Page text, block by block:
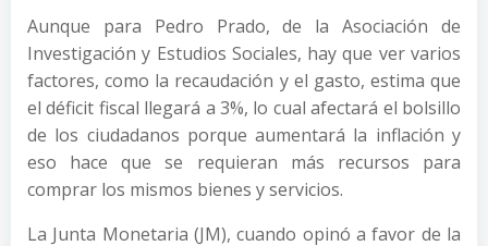
Aunque para Pedro Prado, de la Asociación de
Investigación y Estudios Sociales, hay que ver varios
factores, como la recaudación y el gasto, estima que
el déficit fiscal llegará a 3%, lo cual afectará el bolsillo
de los ciudadanos porque aumentará la inflación y
eso hace que se requieran más recursos para
comprar los mismos bienes y servicios.
La Junta Monetaria (JM), cuando opinó a favor de la